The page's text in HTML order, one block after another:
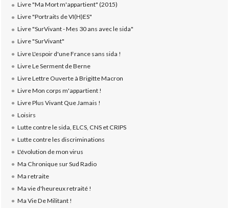
Livre "Ma Mort m'appartient" (2015)
Livre "Portraits de VI(H)ES"
Livre "SurVivant - Mes 30 ans avec le sida"
Livre "SurVivant"
Livre L'espoir d'une France sans sida !
Livre Le Serment de Berne
Livre Lettre Ouverte à Brigitte Macron
Livre Mon corps m'appartient !
Livre Plus Vivant Que Jamais !
Loisirs
Lutte contre le sida, ELCS, CNS et CRIPS
Lutte contre les discriminations
L'évolution de mon virus
Ma Chronique sur Sud Radio
Ma retraite
Ma vie d'heureux retraité !
Ma Vie De Militant !